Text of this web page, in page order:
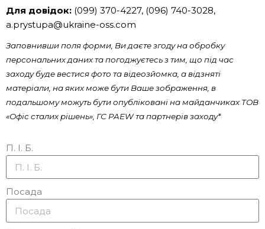
Для довідок: (099) 370-4227, (096) 740-3028,
a.prystupa@ukraine-oss.com
Заповнивши поля форми, Ви даєте згоду на обробку
персональних даних та погоджуєтесь з тим, що під час
заходу буде вестися фото та відеозйомка, а відзняті
матеріали, на яких може бути Ваше зображення, в
подальшому можуть бути опубліковані на майданчиках ТОВ
«Офіс сталих рішень», ГС PAEW та партнерів заходу*
П. І. Б.
Посада